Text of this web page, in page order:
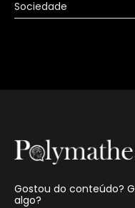
Sociedade
Gostou do conteúdo?
algo?